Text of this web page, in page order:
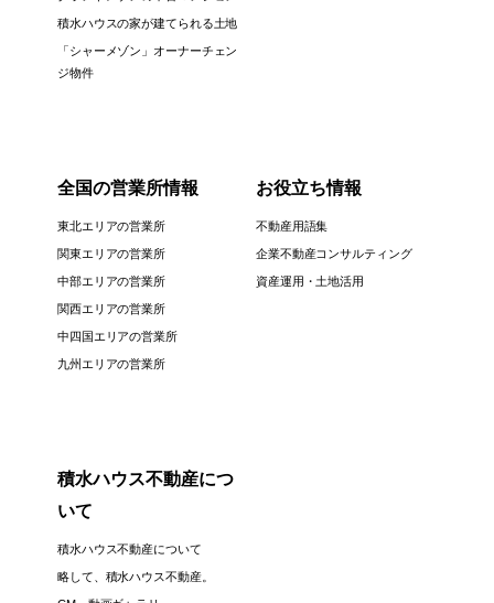
積水ハウスの家が建てられる土地
「シャーメゾン」オーナーチェン
ジ物件
全国の営業所情報
東北エリアの営業所
関東エリアの営業所
中部エリアの営業所
関西エリアの営業所
中四国エリアの営業所
九州エリアの営業所
お役立ち情報
不動産用語集
企業不動産コンサルティング
資産運用・土地活用
積水ハウス不動産につ
いて
積水ハウス不動産について
略して、積水ハウス不動産。